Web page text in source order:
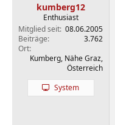
kumberg12
Enthusiast
Mitglied seit 08.06.2005
Beiträge
3.762
Ort
Kumberg, Nähe Graz,
Österreich
System